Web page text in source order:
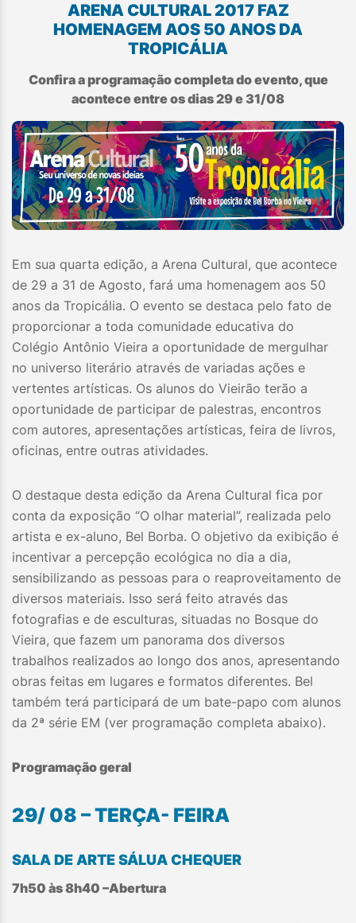
ARENA CULTURAL 2017 FAZ
HOMENAGEM AOS 50 ANOS DA
TROPICÁLIA
Confira a programação completa do evento, que
acontece entre os dias 29 e 31/08
Em sua quarta edição, a Arena Cultural, que acontece
de 29 a 31 de Agosto, fará uma homenagem aos 50
anos da Tropicália. O evento se destaca pelo fato de
proporcionar a toda comunidade educativa do
Colégio Antônio Vieira a oportunidade de mergulhar
no universo literário através de variadas ações e
vertentes artísticas. Os alunos do Vieirão terão a
oportunidade de participar de palestras, encontros
com autores, apresentações artísticas, feira de livros,
oficinas, entre outras atividades.
O destaque desta edição da Arena Cultural fica por
conta da exposição “O olhar material”, realizada pelo
artista e ex-aluno, Bel Borba. O objetivo da exibição é
incentivar a percepção ecológica no dia a dia,
sensibilizando as pessoas para o reaproveitamento de
diversos materiais. Isso será feito através das
fotografias e de esculturas, situadas no Bosque do
Vieira, que fazem um panorama dos diversos
trabalhos realizados ao longo dos anos, apresentando
obras feitas em lugares e formatos diferentes. Bel
também terá participará de um bate-papo com alunos
da 2ª série EM (ver programação completa abaixo).
Programação geral
29/ 08 – TERÇA- FEIRA
SALA DE ARTE SÁLUA CHEQUER
7h50 às 8h40 –Abertura